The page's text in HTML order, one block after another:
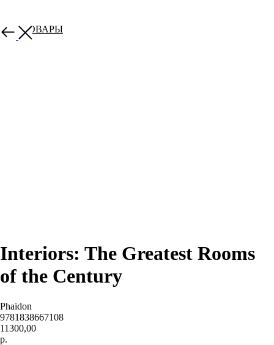
ВСЕ ТОВАРЫ
Interiors: The Greatest Rooms
of the Century
Phaidon
9781838667108
11300,00
р.